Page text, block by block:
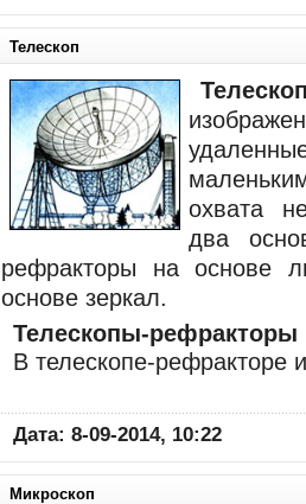
Телескоп
охвата
два
рефракторы на основе
основе зеркал.
Телескопы-рефракторы
В телескопе-рефракторе
Дата: 8-09-2014, 10:22
Микроскоп